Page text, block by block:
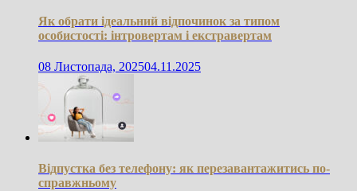
Як обрати ідеальний відпочинок за типом
особистості: інтровертам і екстравертам
08 Листопада, 202504.11.2025
Відпустка без телефону: як перезавантажитись по-
справжньому